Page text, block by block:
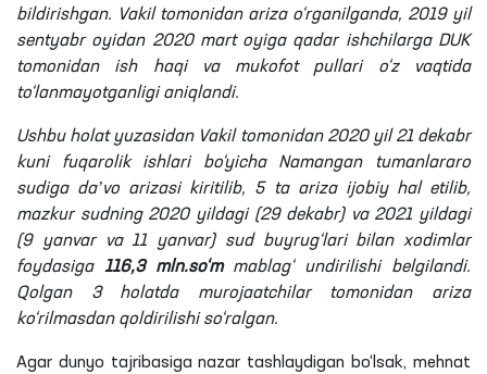
bildirishgan. Vakil tomonidan ariza o‘rganilganda, 2019 yil
sentyabr oyidan 2020 mart oyiga qadar ishchilarga DUK
tomonidan ish haqi va mukofot pullari o‘z vaqtida
to‘lanmayotganligi aniqlandi.
Ushbu holat yuzasidan Vakil tomonidan 2020 yil 21 dekabr
kuni fuqarolik ishlari bo‘yicha Namangan tumanlararo
sudiga daʼvo arizasi kiritilib, 5 ta ariza ijobiy hal etilib,
mazkur sudning 2020 yildagi (29 dekabr) va 2021 yildagi
(9 yanvar va 11 yanvar) sud buyrug‘lari bilan xodimlar
foydasiga 116,3 mln.so‘mmablag‘ undirilishi belgilandi.
Qolgan 3 holatda murojaatchilar tomonidan ariza
ko‘rilmasdan qoldirilishi so‘ralgan.
Agar dunyo tajribasiga nazar tashlaydigan bo‘lsak, mehnat